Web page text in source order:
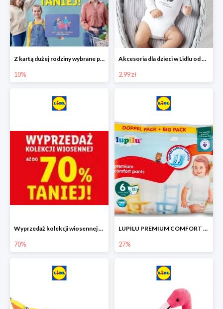
Z kartą dużej rodziny wybrane produkty w Lidlu -10%
10%
Akcesoria dla dzieci w Lidlu od 2,99 zł
2.99 zł
Wyprzedaż kolekcji wiosennej w Lidlu do -70%
70%
LUPILU PREMIUM COMFORT Pantsy, rozmiar 5 lub 6, gigapaka -27%
27%